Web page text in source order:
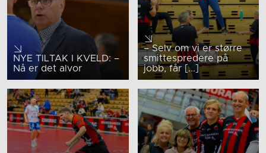
NYE TILTAK I KVELD: –
Nå er det alvor
– Selv om vi er større
smittespredere på
jobb, får [...]